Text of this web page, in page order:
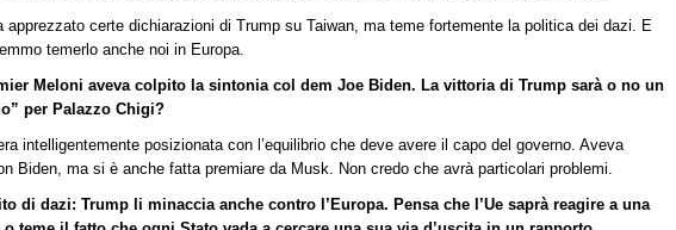
apprezzato certe dichiarazioni di Trump su Taiwan, ma teme fortemente la politica dei dazi. E
temerlo anche noi in Europa.
Meloni aveva colpito la sintonia col dem Joe Biden. La vittoria di Trump sarà o no un
per Palazzo Chigi?
intelligentemente posizionata con l’equilibrio che deve avere il capo del governo. Aveva
Biden, ma si è anche fatta premiare da Musk. Non credo che avrà particolari problemi.
di dazi: Trump li minaccia anche contro l’Europa. Pensa che l’Ue saprà reagire a una